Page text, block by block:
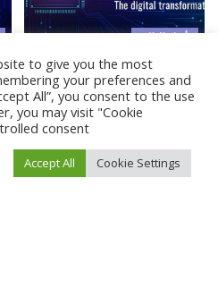
أخبار العالم
كل ما تحتاج معرفته عن الذكاء
الاصطناعي
Load More
to give you the most
your preferences and
All”, you consent to the use
you may visit "Cookie
consent.
Cookie Settings
Accept All